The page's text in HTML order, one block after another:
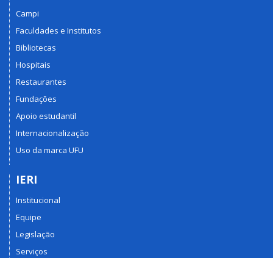
Campi
Faculdades e Institutos
Bibliotecas
Hospitais
Restaurantes
Fundações
Apoio estudantil
Internacionalização
Uso da marca UFU
IERI
Institucional
Equipe
Legislação
Serviços